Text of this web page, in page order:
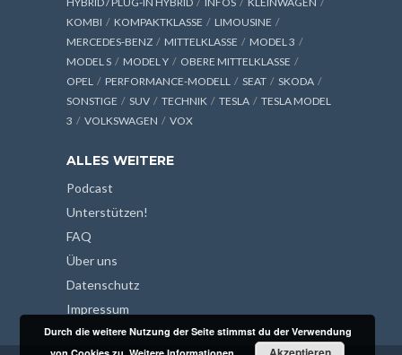
KOMBI
KOMPAKTKLASSE
LIMOUSINE
MERCEDES-BENZ
MITTELKLASSE
MODEL 3
MODEL S
MODEL Y
OBERE MITTELKLASSE
OPEL
PERFORMANCE-MODELL SEAT
SKODA
SONSTIGE
SUV TECHNIK TESLA
TESLA MODEL
3
VOLKSWAGEN VOX
ALLES WEITERE
Podcast
Unterstützen!
FAQ
Über uns
Datenschutz
Impressum
Durch die weitere Nutzung der Seite stimmst du der Verwendung